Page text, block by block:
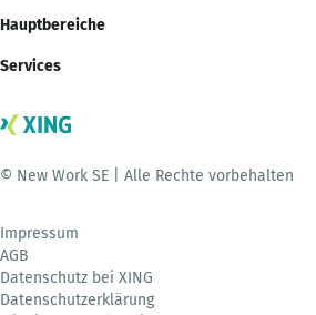
Hauptbereiche
Services
© New Work SE | Alle Rechte vorbehalten
Impressum
AGB
Datenschutz bei XING
Datenschutzerklärung